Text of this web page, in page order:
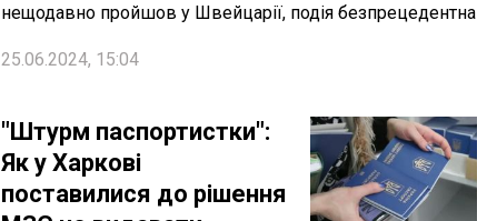
нещодавно пройшов у Швейцарії, подія безпрецедентна
25.06.2024, 15:04
"Штурм паспортистки":
Як у Харкові
поставилися до рішення